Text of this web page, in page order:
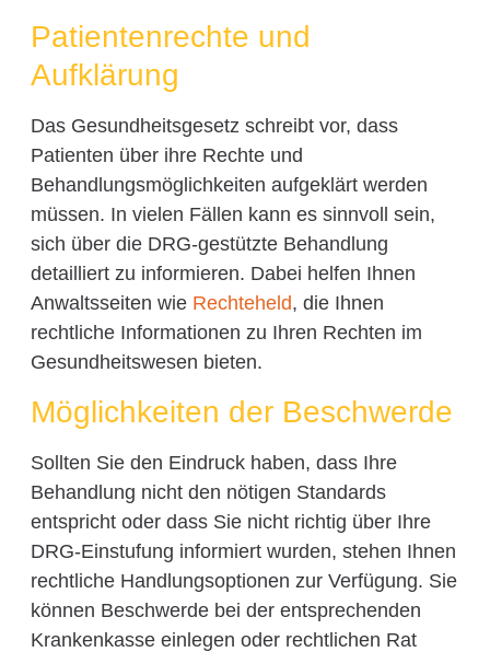
Patientenrechte und
Aufklärung
Das Gesundheitsgesetz schreibt vor, dass
Patienten über ihre Rechte und
Behandlungsmöglichkeiten aufgeklärt werden
müssen. In vielen Fällen kann es sinnvoll sein,
sich über die DRG-gestützte Behandlung
detailliert zu informieren. Dabei helfen Ihnen
Anwaltsseiten wie Rechteheld, die Ihnen
rechtliche Informationen zu Ihren Rechten im
Gesundheitswesen bieten.
Möglichkeiten der Beschwerde
Sollten Sie den Eindruck haben, dass Ihre
Behandlung nicht den nötigen Standards
entspricht oder dass Sie nicht richtig über Ihre
DRG-Einstufung informiert wurden, stehen Ihnen
rechtliche Handlungsoptionen zur Verfügung. Sie
können Beschwerde bei der entsprechenden
Krankenkasse einlegen oder rechtlichen Rat